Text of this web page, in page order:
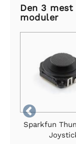
Den 3
moduler

Sparkfun